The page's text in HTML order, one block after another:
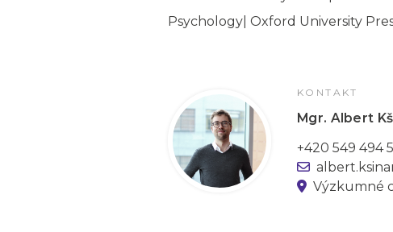
Psychology| Oxford University
KONTAKT
Mgr. Albert
+420 549 494
Výzkumné